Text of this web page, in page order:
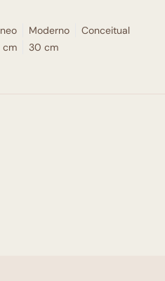
Moderno
Conceitual
30 cm